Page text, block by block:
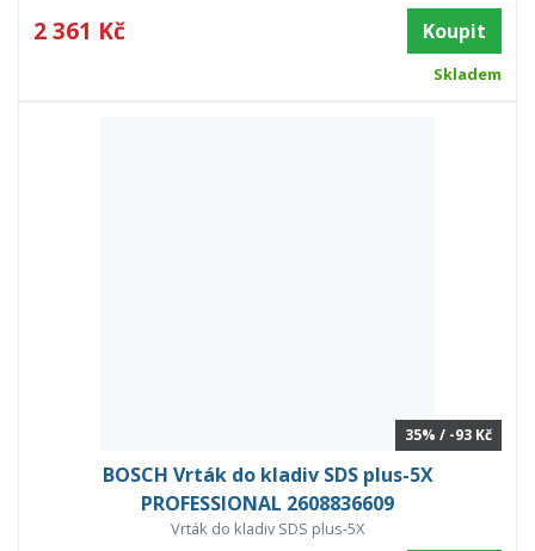
2 361 Kč Koupit
Skladem
35% / -93 Kč
BOSCH Vrták do kladiv SDS plus-5X
PROFESSIONAL 2608836609
Vrták do kladiv SDS plus-5X